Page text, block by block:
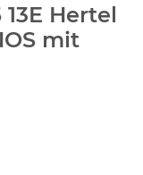
Hertel
mit